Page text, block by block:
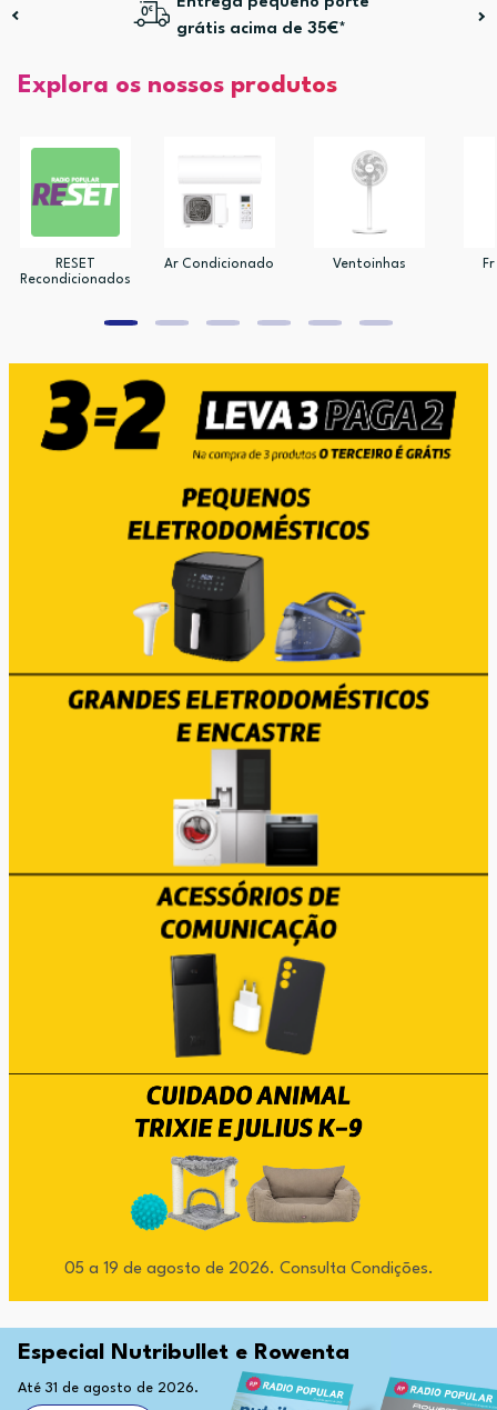
grátis acima de 35€*
Explora os nossos produtos
RESET
Recondicionados
Ar Condicionado Ventoinhas
05 a 19 de agosto de 2026. Consulta Condições.
Especial Nutribullet e Rowenta
Até 31 de agosto de 2026.